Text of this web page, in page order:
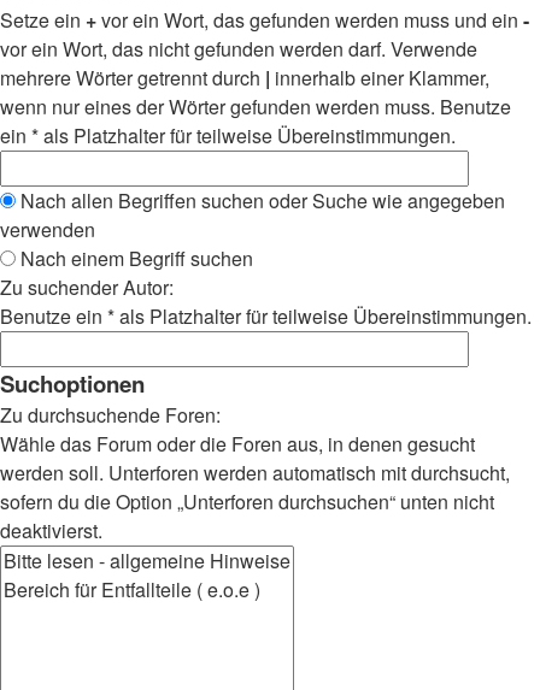
Setze ein +vor ein Wort, das gefunden werden muss und ein -
vor ein Wort, das nicht gefunden werden darf. Verwende
mehrere Wörter getrennt durch | innerhalb einer Klammer,
wenn nur eines der Wörter gefunden werden muss. Benutze
ein * als Platzhalter für teilweise Übereinstimmungen.
Nach allen Begriffen suchen oder Suche wie angegeben
verwenden
Nach einem Begriff suchen
Zu suchender Autor:
Benutze ein * als Platzhalter für teilweise Übereinstimmungen.
Suchoptionen
Zu durchsuchende Foren:
Wähle das Forum oder die Foren aus, in denen gesucht
werden soll. Unterforen werden automatisch mit durchsucht,
sofern du die Option „Unterforen durchsuchen“ unten nicht
deaktivierst.